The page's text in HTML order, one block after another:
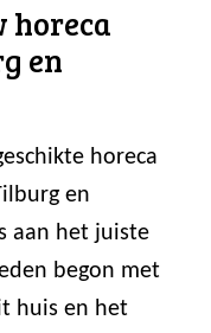
horeca
en
horeca
en
aan het juiste
begon met
huis en het